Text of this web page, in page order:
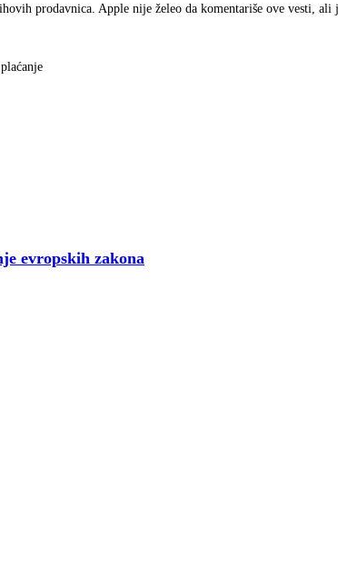
prodavnica. Apple nije želeo da komentariše ove vesti, ali
evropskih zakona